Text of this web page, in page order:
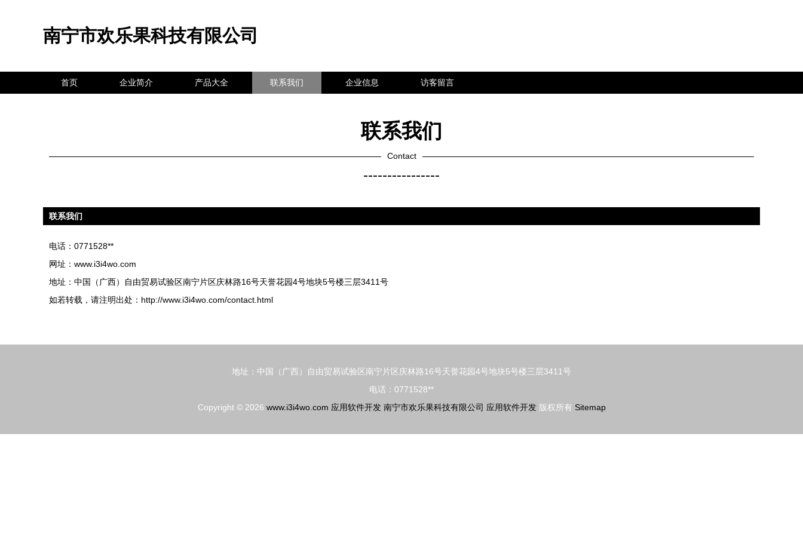
南宁市欢乐果科技有限公司
首页 企业简介 产品大全 联系我们 企业信息 访客留言
联系我们
Contact
----------------
联系我们
电话：0771528**
网址： www.i3i4wo.com
地址：中国（广西）自由贸易试验区南宁片区庆林路16号天誉花园4号地块5号楼三层3411号
如若转载，请注明出处：http://www.i3i4wo.com/contact.html
地址：中国（广西）自由贸易试验区南宁片区庆林路16号天誉花园4号地块5号楼三层3411号
电话：0771528**
Copyright © 2026 www.i3i4wo.com 应用软件开发 南宁市欢乐果科技有限公司 应用软件开发版权所有 Sitemap